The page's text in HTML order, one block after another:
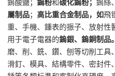
鎢酸鹽； 鎢粉和碳化鎢粉； 鎢絲
屬制品； 高比重合金制品，如飛
重、手機、鍾表的振子、放射性
用于電子電器的鎢銀、鎢銅制品
磨、削、銑、鑽、刨等切削工
滑釘、模具、結構零件、密封件